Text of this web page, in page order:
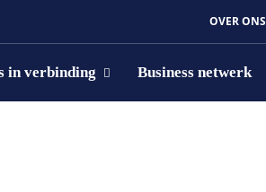
OVER ONS
in verbinding Business netwerk